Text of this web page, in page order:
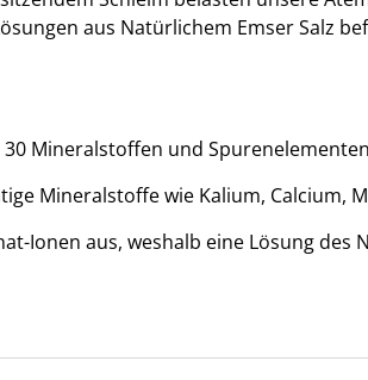
aus Natürlichem Emser Salz
Mineralstoffen und
Mineralstoffe wie Kalium, Calcium,
Ionen aus, weshalb eine Lösung des